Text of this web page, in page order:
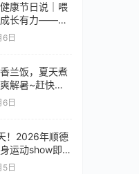
健康节日说｜喂
长有力——每
都享有母乳喂
日
兰饭，夏天煮
解暑~赶快学
世界中国味 #
日
！2026年顺德
运动show即将
日